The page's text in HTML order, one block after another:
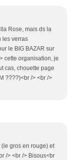
Rose, mais ds la
les verras
le BIG BAZAR sur
cette organisation, je
cas, chouette page
????)<br /> <br />
(le gros en rouge) et
/> <br /> Bisous<br